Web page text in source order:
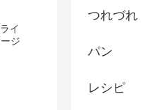
イ
ジ
つれづれ
パン
レシピ